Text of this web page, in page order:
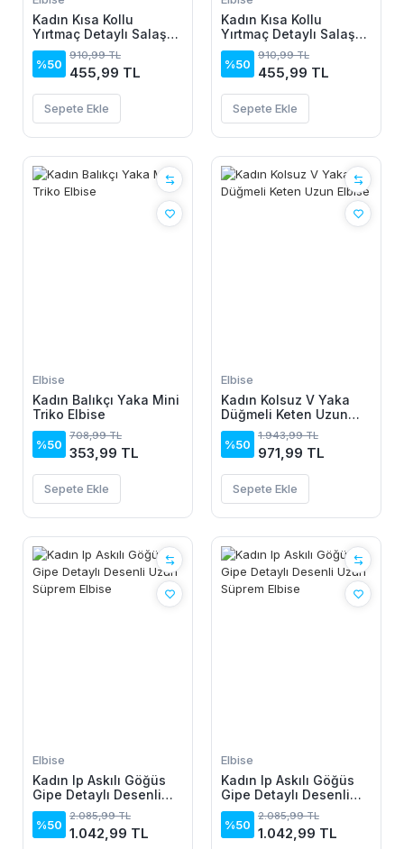
Kadın Kısa Kollu
Yırtmaç Detaylı Salaş
Viskon Elbise
%50
910,99 TL
455,99 TL
Sepete Ekle
Kadın Kısa Kollu
Yırtmaç Detaylı Salaş
Viskon Elbise
%50
910,99 TL
455,99 TL
Sepete Ekle
Elbise
Kadın Balıkçı Yaka Mini
Triko Elbise
%50
708,99 TL
353,99 TL
Sepete Ekle
Elbise
Kadın Kolsuz V Yaka
Düğmeli Keten Uzun
Elbise
%50
1.943,99 TL
971,99 TL
Sepete Ekle
Elbise
Kadın Ip Askılı Göğüs
Gipe Detaylı Desenli
Uzun Süprem Elbise
%50
2.085,99 TL
1.042,99 TL
Elbise
Kadın Ip Askılı Göğüs
Gipe Detaylı Desenli
Uzun Süprem Elbise
%50
2.085,99 TL
1.042,99 TL